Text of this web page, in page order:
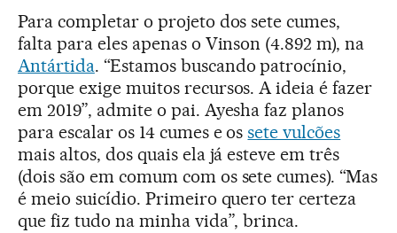
Para completar o projeto dos sete cumes,
falta para eles apenas o Vinson (4.892 m), na
Antártida. “Estamos buscando patrocínio,
porque exige muitos recursos. A ideia é fazer
em 2019”, admite o pai. Ayesha faz planos
para escalar os 14 cumes e ossete vulcões
mais altos, dos quais ela já esteve em três
(dois são em comum com os sete cumes). “Mas
é meio suicídio. Primeiro quero ter certeza
que fiz tudo na minha vida”, brinca.